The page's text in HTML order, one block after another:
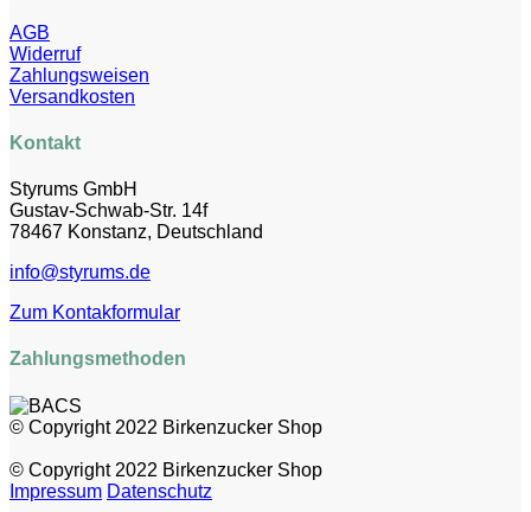
AGB
Widerruf
Zahlungsweisen
Versandkosten
Kontakt
Styrums GmbH
Gustav-Schwab-Str. 14f
78467 Konstanz, Deutschland
info@styrums.de
Zum Kontakformular
Zahlungsmethoden
© Copyright 2022 Birkenzucker Shop
© Copyright 2022 Birkenzucker Shop
Impressum Datenschutz